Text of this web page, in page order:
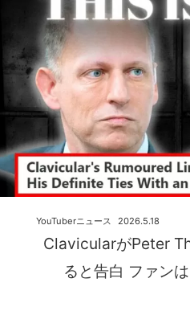
ClavicularがPeter
ると告白 ファン
2026.5.18
YouTuberニュース